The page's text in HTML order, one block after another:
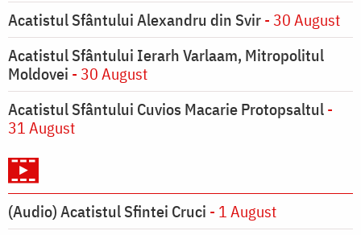
Acatistul Sfântului Alexandru din Svir- 30 August
Acatistul Sfântului Ierarh Varlaam, Mitropolitul
Moldovei - 30 August
Acatistul Sfântului Cuvios Macarie Protopsaltul-
31 August
(Audio) Acatistul Sfintei Cruci - 1 August